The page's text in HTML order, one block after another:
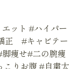
ット #ハイパー
正 #キャビテー
痩せ#二の腕痩
こりお腹 #自粛太